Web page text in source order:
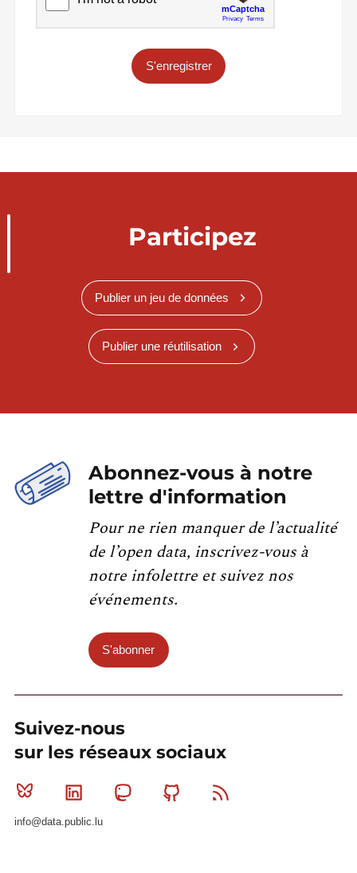
S'enregistrer
Participez
Publier un jeu de données
Publier une réutilisation
Abonnez-vous à notre
lettre d'information
Pour ne rien manquer de l’actualité
de l’open data, inscrivez-vous à
notre infolettre et suivez nos
événements.
S'abonner
Suivez-nous
sur les réseaux sociaux
Bluesky Linkedin MastodonGithub
info@data.public.lu